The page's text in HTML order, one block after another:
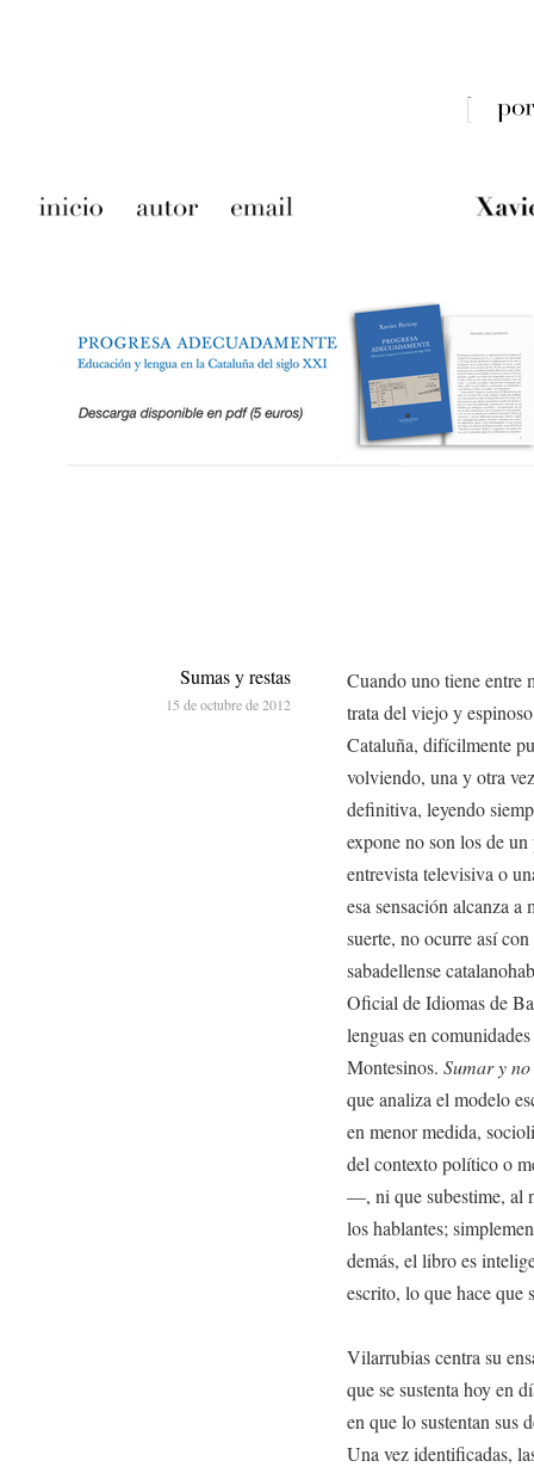
Cuando uno tiene entre
trata del viejo y
Cataluña, difícilmente
volviendo, una y otra
definitiva, leyendo
expone no son los de
entrevista televisiva o
esa sensación alcanza
suerte, no ocurre así
sabadellense
Oficial de Idiomas de
lenguas en
Montesinos. Sumar y
que analiza el modelo
en menor medida,
del contexto político o
—, ni que subestime, al
los hablantes;
demás, el libro es
escrito, lo que hace que
Vilarrubias centra su
que se sustenta hoy en
en que lo sustentan sus
Una vez identificadas,
Sumas y restas
15 de octubre de 2012